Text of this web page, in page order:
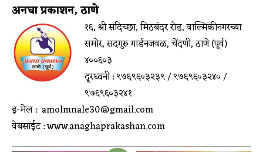
अनघा प्रकाशन, ठाणे
१६, श्री सदिच्छा, मिठबंदर रोड, वाल्मिकीनगरच्या
समोर, सदगुरु गार्डनजवळ, चेंदणी, ठाणे (पूर्व)
४००६०३
दूरध्वनी : ९७६९६०३२३९ / ९७६९६०३२४० /
९७६९६०३२४१
इ-मेल : amolmnale30@gmail.com
वेबसाईट : www.anaghaprakashan.com